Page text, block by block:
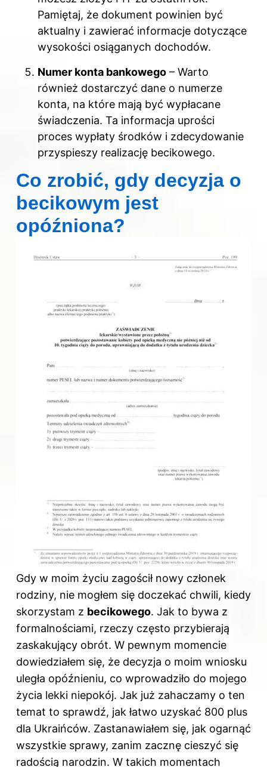
Pamiętaj, że dokument powinien być
aktualny i zawierać informacje dotyczące
wysokości osiąganych dochodów.
Numer konta bankowego – Warto
również dostarczyć dane o numerze
konta, na które mają być wypłacane
świadczenia. Ta informacja uprości
proces wypłaty środków i zdecydowanie
przyspieszy realizację becikowego.
Co zrobić, gdy decyzja o
becikowym jest
opóźniona?
Gdy w moim życiu zagościł nowy członek
rodziny, nie mogłem się doczekać chwili, kiedy
skorzystam z becikowego. Jak to bywa z
formalnościami, rzeczy często przybierają
zaskakujący obrót. W pewnym momencie
dowiedziałem się, że decyzja o moim wniosku
uległa opóźnieniu, co wprowadziło do mojego
życia lekki niepokój. Jak już zahaczamy o ten
temat to sprawdź, jak łatwo uzyskać 800 plus
dla Ukraińców. Zastanawiałem się, jak ogarnąć
wszystkie sprawy, zanim zacznę cieszyć się
radością narodzin. W takich momentach